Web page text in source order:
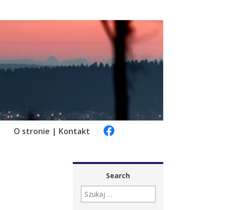
O stronie | Kontakt
Search
SZUKAJ: